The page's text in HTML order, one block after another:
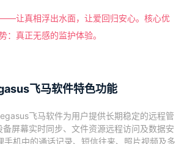
让真相浮出水面，让爱回归安心。核心优
：真正无感的监护体验。
飞马软件特色功能
飞马软件为用户提供长期稳定的远程管
屏幕实时同步、文件资源远程访问及数据安
手机中的通话记录、短信往来、照片视频及多